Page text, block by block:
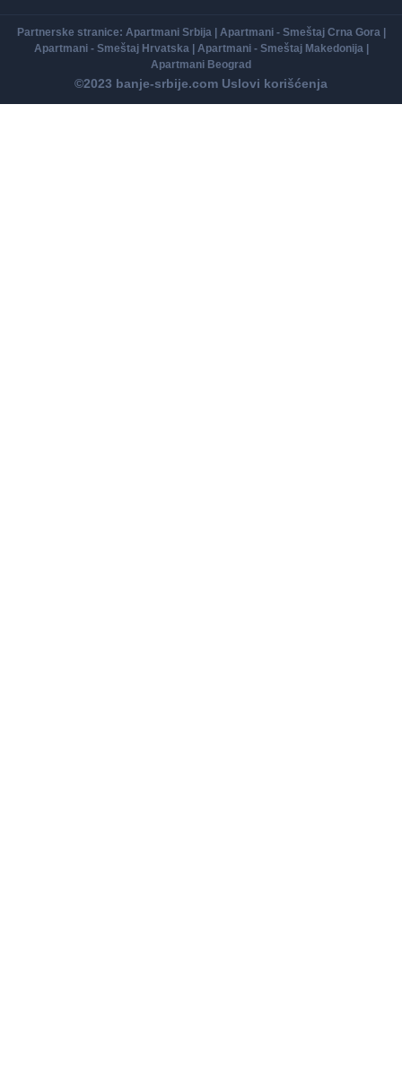
Partnerske stranice: Apartmani Srbija | Apartmani - Smeštaj Crna Gora |
Apartmani - Smeštaj Hrvatska | Apartmani - Smeštaj Makedonija |
Apartmani Beograd
©2023 banje-srbije.com Uslovi korišćenja